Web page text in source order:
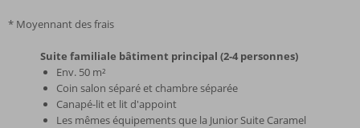
* Moyennant des frais
Suite familiale bâtiment principal (2-4 personnes)
Env. 50 m²
Coin salon séparé et chambre séparée
Canapé-lit et lit d'appoint
Les mêmes équipements que la Junior Suite Caramel